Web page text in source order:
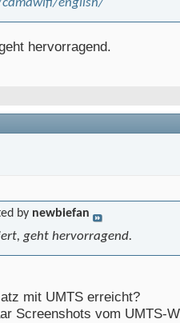
english/
hervorragend.
by newbiefan
geht hervorragend.
mit UMTS erreicht?
Screenshots vom UMTS-